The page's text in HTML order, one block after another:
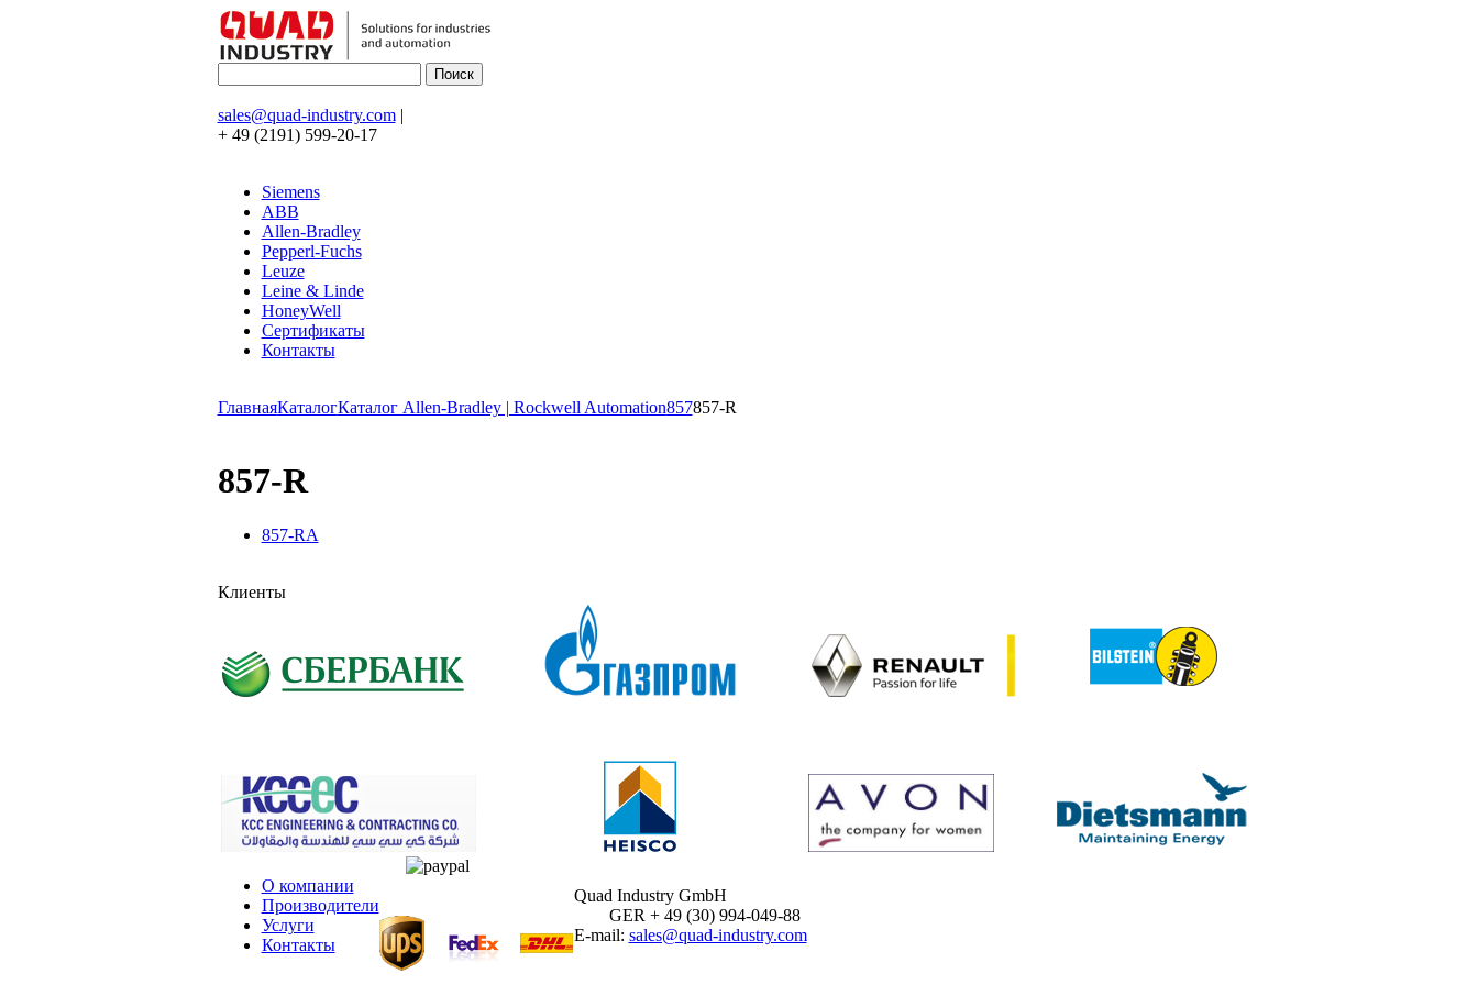
sales@quad-industry.com|
+ 49 (2191) 599-20-17
Siemens
ABB
Allen-Bradley
Pepperl-Fuchs
Leuze
Leine & Linde
HoneyWell
Сертификаты
Контакты
ГлавнаяКаталогКаталог Allen-Bradley | Rockwell Automation857857-R
857-R
857-RA
Клиенты
О компании
Производители
Услуги
Контакты
Quad Industry GmbH
GER + 49 (30) 994-049-88
E-mail: sales@quad-industry.com